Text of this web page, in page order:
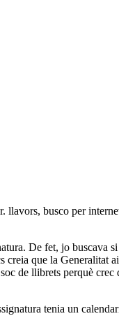
busco per
De fet, jo buscava
que la Generalitat
de llibrets perquè crec
tenia un